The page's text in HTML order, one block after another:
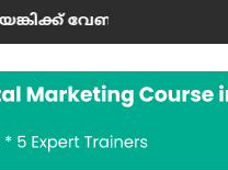
ആസ്വദിച്ചുനടത്തി;